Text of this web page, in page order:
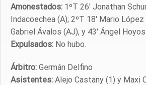
Amonestados: 1ºT 26′ Jonathan
Indacoechea (A); 2ºT 18′ Mario López
Gabriel Ávalos (AJ), y 43′ Ángel
Expulsados: No hubo.
Árbitro: Germán Delfino
Asistentes: Alejo Castany (1) y Maxi